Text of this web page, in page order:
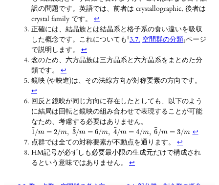
訳の問題です。英語では、前者は crystallographic, 後者は
crystal family です。 ↩︎
正確には、結晶族とは結晶系と格子系の食い違いを吸収
した概念です。これについても「3.7. 空間群の分類」ページ
で説明します。 ↩︎
念のため、六方晶族は三方晶系と六方晶系をまとめた分
類です。 ↩︎
鏡映 (や映進)は、その法線方向が対称要素の方向です。
↩︎
回反と鏡映が同じ方向に存在したとしても、以下のよう
に結局は回転と鏡映の組み合わせで表現することが可能
なため、考慮する必要はありません。
1
¯/m = 2/m, 3
¯/m = 6/m, 4
¯/m = 4/m, 6
¯/m = 3/m ↩︎
点群では全ての対称要素が不動点を通ります。 ↩︎
HM記号が必ずしも必要最小限の生成元だけで構成され
るという意味ではありません。 ↩︎